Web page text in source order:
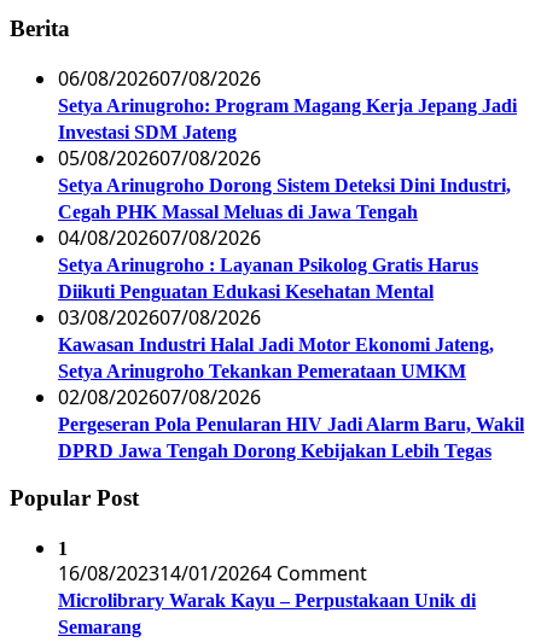
Berita
06/08/202607/08/2026
Setya Arinugroho: Program Magang Kerja Jepang Jadi
Investasi SDM Jateng
05/08/202607/08/2026
Setya Arinugroho Dorong Sistem Deteksi Dini Industri,
Cegah PHK Massal Meluas di Jawa Tengah
04/08/202607/08/2026
Setya Arinugroho : Layanan Psikolog Gratis Harus
Diikuti Penguatan Edukasi Kesehatan Mental
03/08/202607/08/2026
Kawasan Industri Halal Jadi Motor Ekonomi Jateng,
Setya Arinugroho Tekankan Pemerataan UMKM
02/08/202607/08/2026
Pergeseran Pola Penularan HIV Jadi Alarm Baru, Wakil
DPRD Jawa Tengah Dorong Kebijakan Lebih Tegas
Popular Post
1
16/08/202314/01/20264 Comment
Microlibrary Warak Kayu – Perpustakaan Unik di
Semarang